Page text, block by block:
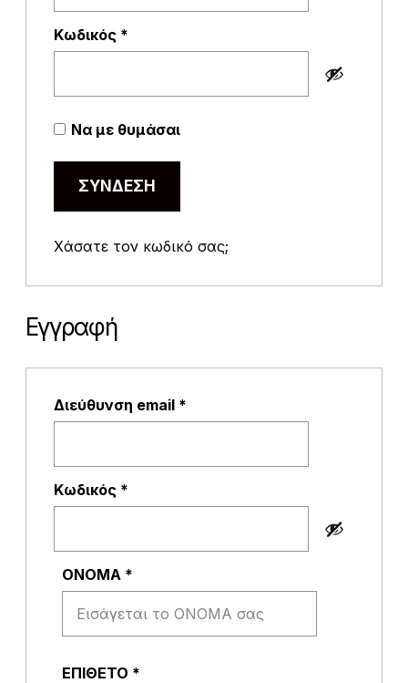
Κωδικός *Απαιτείται
Να με θυμάσαι
ΣΎΝΔΕΣΗ
Χάσατε τον κωδικό σας;
Εγγραφή
Διεύθυνση email *Απαιτείται
Κωδικός *Απαιτείται
ΟΝΟΜΑ *
ΕΠΙΘΕΤΟ *